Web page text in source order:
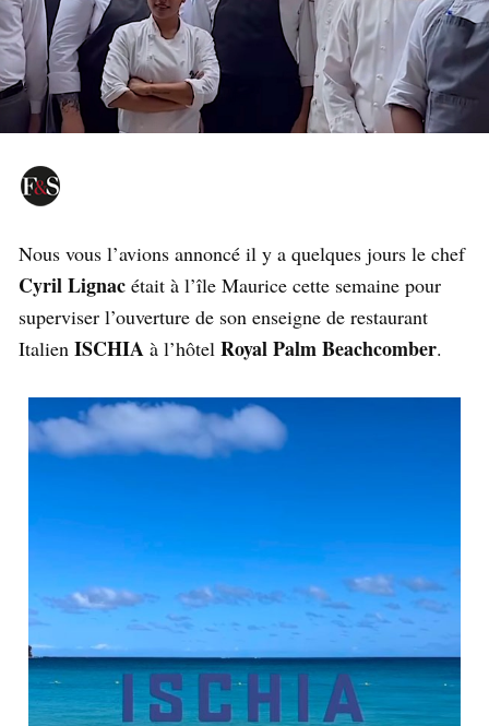
Nous vous l’avions annoncé il y a quelques jours le chef
Cyril Lignac était à l’île Maurice cette semaine pour
superviser l’ouverture de son enseigne de restaurant
Italien ISCHIA à l’hôtel Royal Palm Beachcomber.